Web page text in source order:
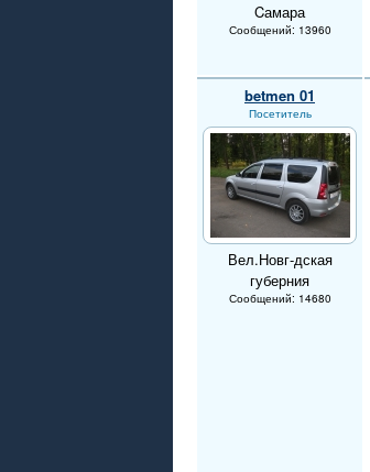
Cамара
Сообщений: 13960
betmen 01
Посетитель
Вел.Новг-дская
губерния
Сообщений: 14680